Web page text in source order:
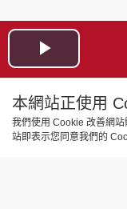
Play
Video
本網站正使用
我們使用 Cookie 改善網
站即表示您同意我們的